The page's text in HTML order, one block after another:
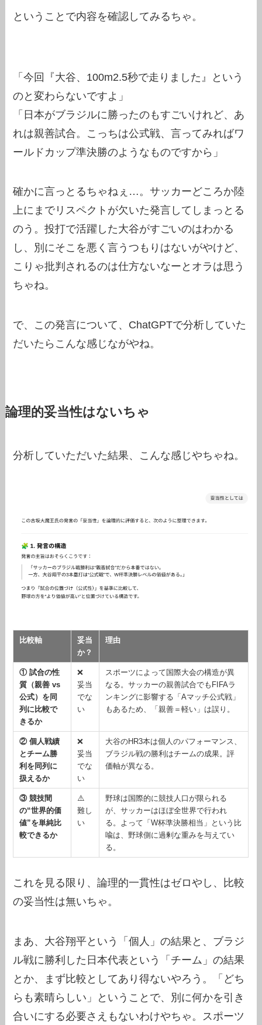
ということで内容を確認してみるちゃ。
「今回『大谷、100m2.5秒で走りました』という
のと変わらないですよ」
「日本がブラジルに勝ったのもすごいけれど、あ
れは親善試合。こっちは公式戦、言ってみればワ
ールドカップ準決勝のようなものですから」
確かに言っとるちゃねぇ…。サッカーどころか陸
上にまでリスペクトが欠いた発言してしまっとる
のう。投打で活躍した大谷がすごいのはわかる
し、別にそこを悪く言うつもりはないがやけど、
こりゃ批判されるのは仕方ないなーとオラは思う
ちゃね。
で、この発言について、ChatGPTで分析していた
だいたらこんな感じながやね。
論理的妥当性はないちゃ
分析していただいた結果、こんな感じやちゃね。
比較軸
妥当
か？
理由
① 試合の性
質（親善 vs
公式）を同
列に比較で
きるか
❌
妥当
でな
い
スポーツによって国際大会の構造が異
なる。サッカーの親善試合でもFIFAラ
ンキングに影響する「Aマッチ公式戦」
もあるため、「親善＝軽い」は誤り。
② 個人戦績
とチーム勝
利を同列に
扱えるか
❌
妥当
でな
い
大谷のHR3本は個人のパフォーマンス、
ブラジル戦の勝利はチームの成果。評
価軸が異なる。
③ 競技間
の“世界的価
値”を単純比
較できるか
⚠️
難し
い
野球は国際的に競技人口が限られる
が、サッカーはほぼ全世界で行われ
る。よって「W杯準決勝相当」という比
喩は、野球側に過剰な重みを与えてい
る。
これを見る限り、論理的一貫性はゼロやし、比較
の妥当性は無いちゃ。
まあ、大谷翔平という「個人」の結果と、ブラジ
ル戦に勝利した日本代表という「チーム」の結果
とか、まず比較としてあり得ないやろう。「どち
らも素晴らしい」ということで、別に何かを引き
合いにする必要さえもないわけやちゃ。スポーツ